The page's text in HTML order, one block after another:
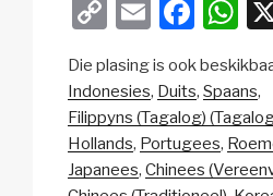
C
p
y
Li
n
E
ail
F
c
e
b
o
W
at
s
A
p
Die plasing is ook
Indonesies Duits Spaans
Filippyns (Tagalog)
Hollands Portugees
Japanees Chinees